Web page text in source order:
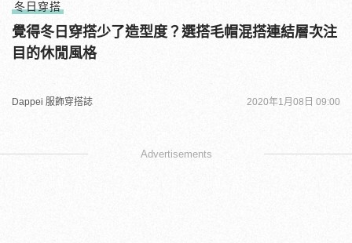
冬日穿搭
覺得冬日穿搭少了造型度？選搭毛帽混搭連結層次注
目的休閒風格
Dappei 服飾穿搭誌 2020年1月08日 09:00
Advertisements